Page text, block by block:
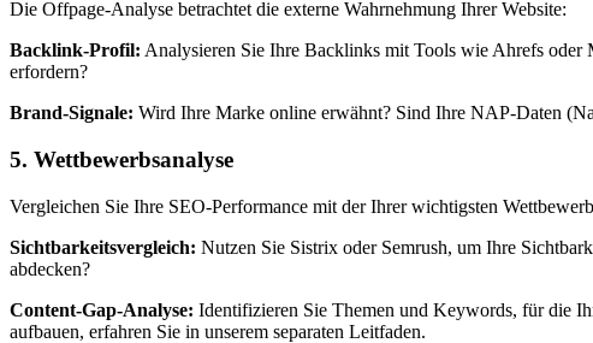
Die Offpage-Analyse betrachtet die externe Wahrnehmung Ihrer Website:
Backlink-Profil: Analysieren Sie Ihre Backlinks mit Tools wie Ahrefs oder
erfordern?
Brand-Signale: Wird Ihre Marke online erwähnt? Sind Ihre NAP-Daten
5. Wettbewerbsanalyse
Vergleichen Sie Ihre SEO-Performance mit der Ihrer wichtigsten
Sichtbarkeitsvergleich: Nutzen Sie Sistrix oder Semrush, um Ihre
abdecken?
Content-Gap-Analyse: Identifizieren Sie Themen und Keywords, für die
aufbauen, erfahren Sie in unserem separaten Leitfaden.